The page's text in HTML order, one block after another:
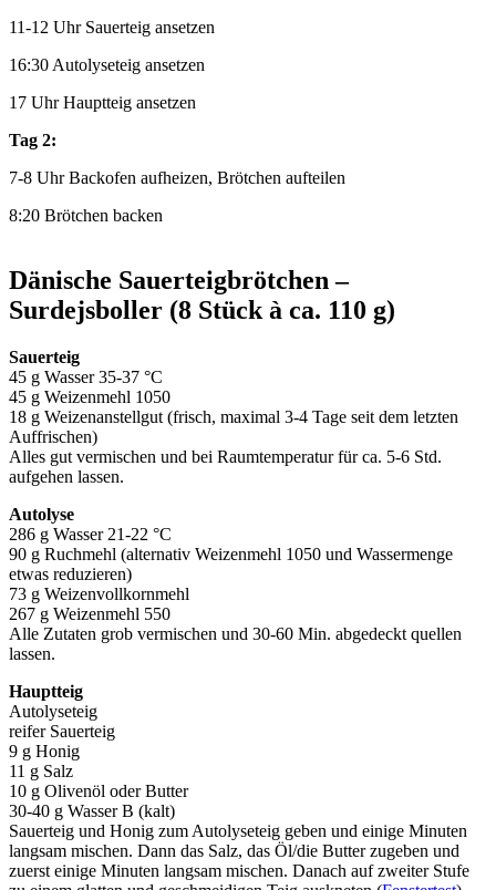
11-12 Uhr Sauerteig ansetzen
16:30 Autolyseteig ansetzen
17 Uhr Hauptteig ansetzen
Tag 2:
7-8 Uhr Backofen aufheizen, Brötchen aufteilen
8:20 Brötchen backen
Dänische Sauerteigbrötchen –
Surdejsboller (8 Stück à ca. 110 g)
Sauerteig
45 g Wasser 35-37 °C
45 g Weizenmehl 1050
18 g Weizenanstellgut (frisch, maximal 3-4 Tage seit dem letzten
Auffrischen)
Alles gut vermischen und bei Raumtemperatur für ca. 5-6 Std.
aufgehen lassen.
Autolyse
286 g Wasser 21-22 °C
90 g Ruchmehl (alternativ Weizenmehl 1050 und Wassermenge
etwas reduzieren)
73 g Weizenvollkornmehl
267 g Weizenmehl 550
Alle Zutaten grob vermischen und 30-60 Min. abgedeckt quellen
lassen.
Hauptteig
Autolyseteig
reifer Sauerteig
9 g Honig
11 g Salz
10 g Olivenöl oder Butter
30-40 g Wasser B (kalt)
Sauerteig und Honig zum Autolyseteig geben und einige Minuten
langsam mischen. Dann das Salz, das Öl/die Butter zugeben und
zuerst einige Minuten langsam mischen. Danach auf zweiter Stufe